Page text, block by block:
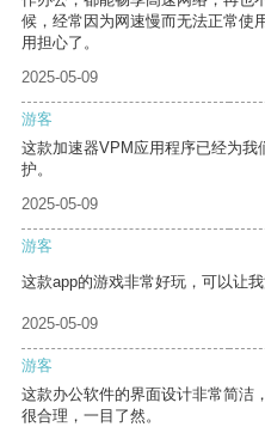
候，经常因为网速慢而无法正常使
用担心了。
2025-05-09
游客
这款加速器VPM应用程序已经为
护。
2025-05-09
游客
这款app的游戏非常好玩，可以让我
2025-05-09
游客
这款办公软件的界面设计非常简洁
很合理，一目了然。